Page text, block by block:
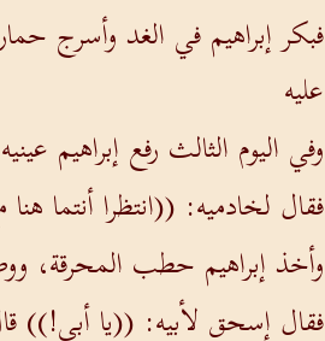
فبكر إبراهيم في الغد وأسرج
عليه
وفي اليوم الثالث رفع إبراهيم
فقال لخادميه: ((انتظرا أنتما
وأخذ إبراهيم حطب المحرقة،
فقال إسحق لأبيه: ((يا أبي!))